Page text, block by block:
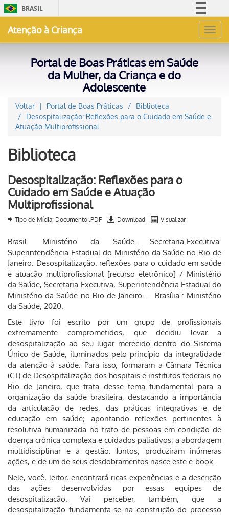
BRASIL
Acesso à informação
Atenção à Criança
Portal de Boas Práticas em Saúde
da Mulher, da Criança e do
Adolescente
Voltar Portal de Boas Práticas
Biblioteca
Desospitalização: Reflexões para o Cuidado em Saúde e
Atuação Multiprofissional
Biblioteca
Desospitalização: Reflexões para o
Cuidado em Saúde e Atuação
Multiprofissional
Tipo de Mídia: Documento .PDF Download Visualizar
Brasil. Ministério da Saúde. Secretaria-Executiva.
Superintendência Estadual do Ministério da Saúde no Rio de
Janeiro. Desospitalização: reflexões para o cuidado em saúde
e atuação multiprofissional [recurso eletrônico] / Ministério
da Saúde, Secretaria-Executiva, Superintendência Estadual do
Ministério da Saúde no Rio de Janeiro. – Brasília : Ministério
da Saúde, 2020.
Este livro foi escrito por um grupo de profissionais
extremamente comprometidos, que decidiu levar a
desospitalização ao seu lugar merecido dentro do Sistema
Único de Saúde, iluminados pelo princípio da integralidade
da atenção à saúde. Para isso, formaram a Câmara Técnica
(CT) de Desospitalização dos hospitais e institutos federais no
Rio de Janeiro, que trata desse tema fundamental para a
organização da saúde brasileira, destacando a importância
da articulação de redes, das práticas integrativas e de
educação em saúde; apontando reflexões pertinentes à
resolutiva humanizada no trato de pessoas em condição de
doença crônica complexa e cuidados paliativos; a abordagem
multidisciplinar e a gestão. Juntos, produziram inúmeras
ações, e de um de seus desdobramentos nasce este e-book.
Nele, você, leitor, encontrará ricas experiências e a descrição
das ações desenvolvidas por essas equipes de
desospitalização. Vai perceber, também, que a
desospitalização fundamenta-se na construção do processo